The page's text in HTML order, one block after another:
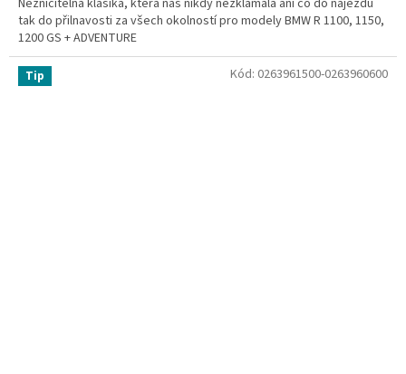
Nezničitelná klasika, která nás nikdy nezklamala ani co do nájezdu
tak do přilnavosti za všech okolností pro modely BMW R 1100, 1150,
1200 GS + ADVENTURE
Tip Kód: 0263961500-0263960600